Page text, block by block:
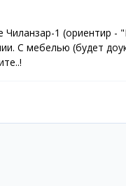
Чиланзар-1
С мебелью (будет